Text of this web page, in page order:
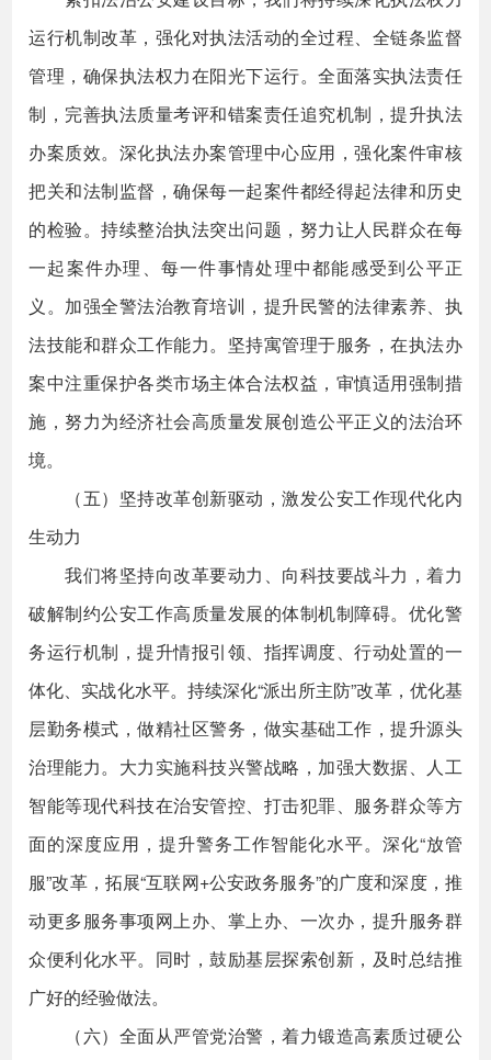
运行机制改革，强化对执法活动的全过程、全链条监督
管理，确保执法权力在阳光下运行。全面落实执法责任
制，完善执法质量考评和错案责任追究机制，提升执法
办案质效。深化执法办案管理中心应用，强化案件审核
把关和法制监督，确保每一起案件都经得起法律和历史
的检验。持续整治执法突出问题，努力让人民群众在每
一起案件办理、每一件事情处理中都能感受到公平正
义。加强全警法治教育培训，提升民警的法律素养、执
法技能和群众工作能力。坚持寓管理于服务，在执法办
案中注重保护各类市场主体合法权益，审慎适用强制措
施，努力为经济社会高质量发展创造公平正义的法治环
境。
（五）坚持改革创新驱动，激发公安工作现代化内
生动力
我们将坚持向改革要动力、向科技要战斗力，着力
破解制约公安工作高质量发展的体制机制障碍。优化警
务运行机制，提升情报引领、指挥调度、行动处置的一
体化、实战化水平。持续深化“派出所主防”改革，优化基
层勤务模式，做精社区警务，做实基础工作，提升源头
治理能力。大力实施科技兴警战略，加强大数据、人工
智能等现代科技在治安管控、打击犯罪、服务群众等方
面的深度应用，提升警务工作智能化水平。深化“放管
服”改革，拓展“互联网+公安政务服务”的广度和深度，推
动更多服务事项网上办、掌上办、一次办，提升服务群
众便利化水平。同时，鼓励基层探索创新，及时总结推
广好的经验做法。
（六）全面从严管党治警，着力锻造高素质过硬公